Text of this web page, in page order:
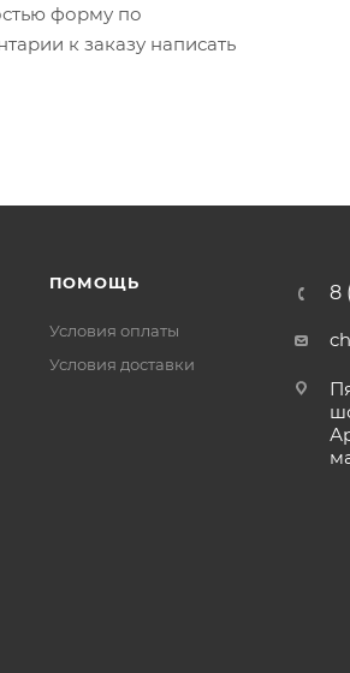
форму по
к заказу написать
ПОМОЩЬ
Условия оплаты
Условия доставки
8